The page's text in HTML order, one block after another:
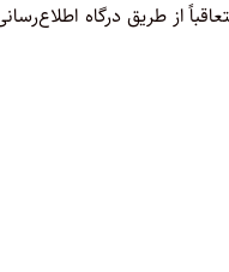
از طریق درگاه